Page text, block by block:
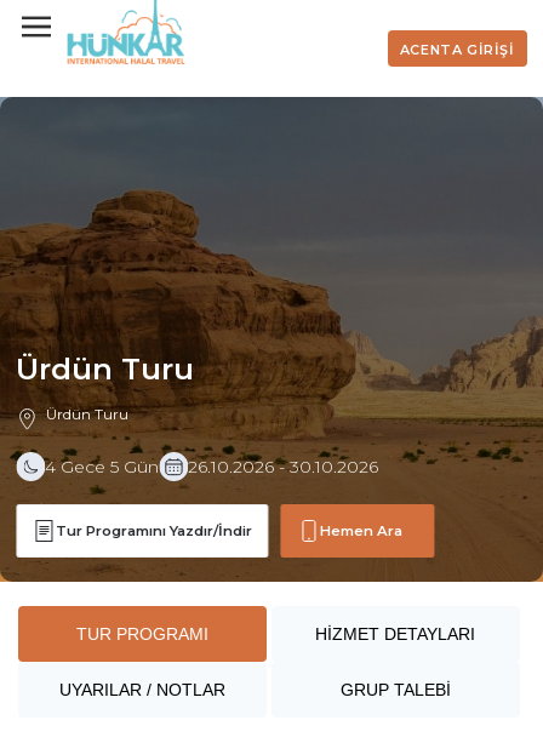
ACENTA GİRİŞİ
Ürdün Turu
Ürdün Turu
4 Gece 5 Gün 26.10.2026 - 30.10.2026
Tur Programını Yazdır/İndir Hemen Ara
TUR PROGRAMI HİZMET DETAYLARI
UYARILAR / NOTLAR GRUP TALEBİ